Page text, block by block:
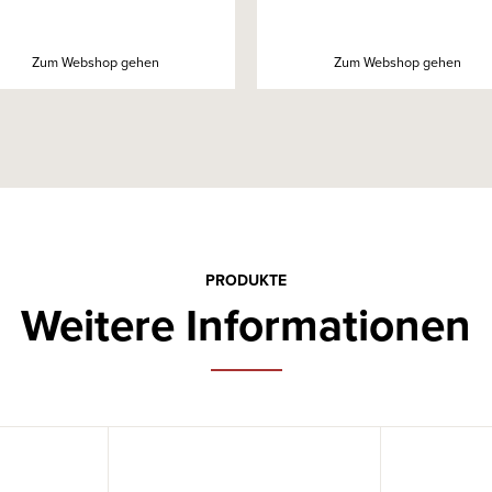
Zum Webshop gehen Zum Webshop gehen
PRODUKTE
Weitere Informationen